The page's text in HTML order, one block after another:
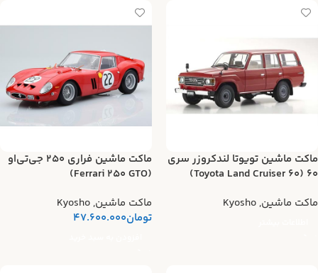
ماکت ماشین تویوتا لندکروزر سری
۶۰ (Toyota Land Cruiser 60)
ماکت ماشین,
Kyosho
ماکت ماشین فراری ۲۵۰ جی‌تی‌او
(Ferrari 250 GTO)
ماکت ماشین,
Kyosho
تومان47.600.000